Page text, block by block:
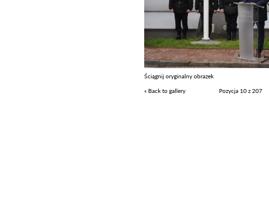
Ściągnij oryginalny obrazek
« Back to gallery
Pozycja 10 z 207